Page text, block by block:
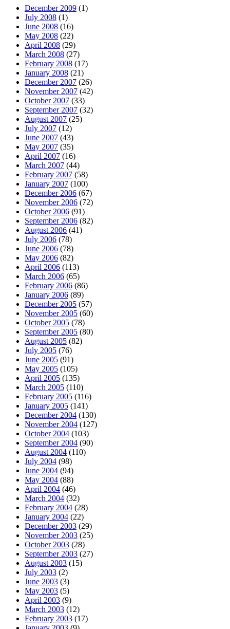
December 2009 (1)
July 2008 (1)
June 2008 (16)
May 2008 (22)
April 2008 (29)
March 2008 (27)
February 2008 (17)
January 2008 (21)
December 2007 (26)
November 2007 (42)
October 2007 (33)
September 2007 (32)
August 2007 (25)
July 2007 (12)
June 2007 (43)
May 2007 (35)
April 2007 (16)
March 2007 (44)
February 2007 (58)
January 2007 (100)
December 2006 (67)
November 2006 (72)
October 2006 (91)
September 2006 (82)
August 2006 (41)
July 2006 (78)
June 2006 (78)
May 2006 (82)
April 2006 (113)
March 2006 (65)
February 2006 (86)
January 2006 (89)
December 2005 (57)
November 2005 (60)
October 2005 (78)
September 2005 (80)
August 2005 (82)
July 2005 (76)
June 2005 (91)
May 2005 (105)
April 2005 (135)
March 2005 (110)
February 2005 (116)
January 2005 (141)
December 2004 (130)
November 2004 (127)
October 2004 (103)
September 2004 (90)
August 2004 (110)
July 2004 (98)
June 2004 (94)
May 2004 (88)
April 2004 (46)
March 2004 (32)
February 2004 (28)
January 2004 (22)
December 2003 (29)
November 2003 (25)
October 2003 (28)
September 2003 (27)
August 2003 (15)
July 2003 (2)
June 2003 (3)
May 2003 (5)
April 2003 (9)
March 2003 (12)
February 2003 (17)